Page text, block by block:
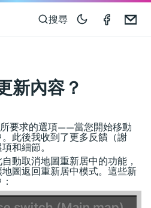
搜尋
新內容？
要求的選項——當您開始移動
此後我收到了更多反饋（謝
和細節。
動取消地圖重新居中的功能，
圖返回重新居中模式。這些新